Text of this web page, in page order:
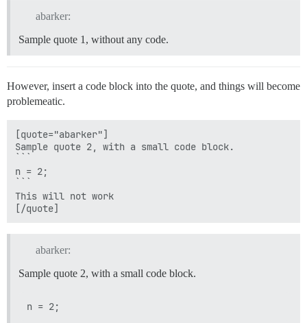
abarker:
Sample quote 1, without any code.
However, insert a code block into the quote, and things will become
problemeatic.
[quote="abarker"]
Sample quote 2, with a small code block.
n = 2;
This will not work
abarker:
Sample quote 2, with a small code block.